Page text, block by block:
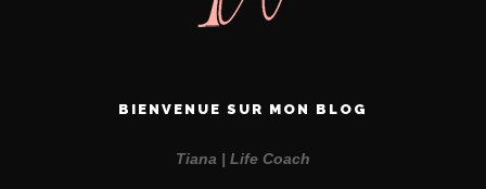
BIENVENUE SUR MON BLOG
Tiana | Life Coach